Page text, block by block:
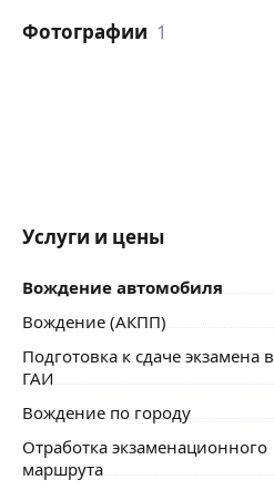
Фотографии 1
Услуги и цены
Вождение автомобиля
Вождение (АКПП)
Подготовка к сдаче экзамена в
ГАИ
Вождение по городу
Отработка экзаменационного
маршрута